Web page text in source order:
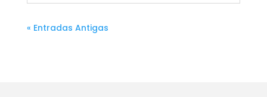
« Entradas Antigas